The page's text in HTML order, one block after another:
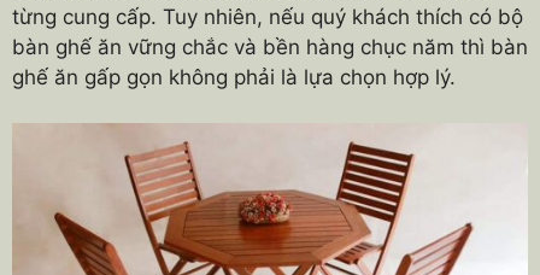
từng cung cấp. Tuy nhiên, nếu quý khách thích có bộ
bàn ghế ăn vững chắc và bền hàng chục năm thì bàn
ghế ăn gấp gọn không phải là lựa chọn hợp lý.